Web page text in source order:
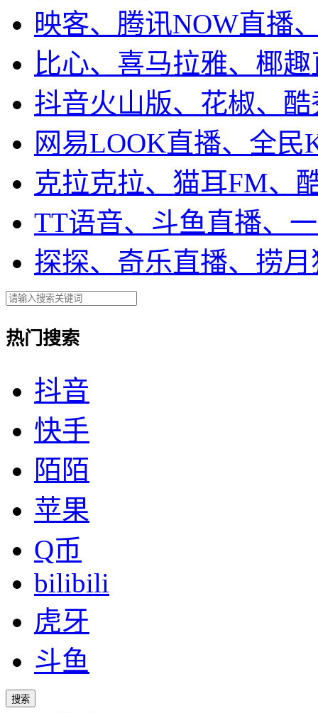
映客、腾讯NOW直播
比心、喜马拉雅、椰
抖音火山版、花椒、
网易LOOK直播、全民
克拉克拉、猫耳FM、
TT语音、斗鱼直播、
探探、奇乐直播、捞月
热门搜索
抖音
快手
陌陌
苹果
Q币
bilibili
虎牙
斗鱼
搜索